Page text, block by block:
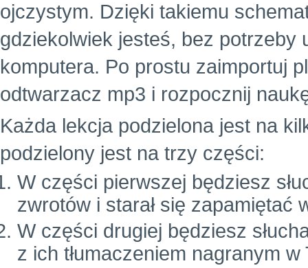
ojczystym. Dzięki takiemu
gdziekolwiek jesteś, bez potrzeby
komputera. Po prostu zaimportuj
odtwarzacz mp3 i rozpocznij
Każda lekcja podzielona jest na
podzielony jest na trzy części:
W części pierwszej będziesz
zwrotów i starał się zapamiętać
W części drugiej będziesz
z ich tłumaczeniem nagranym